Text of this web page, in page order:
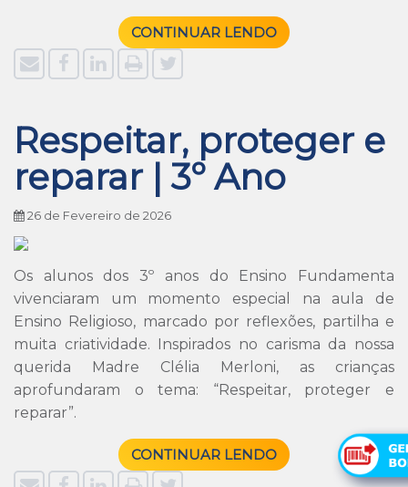
CONTINUAR LENDO
Respeitar, proteger e
reparar | 3º Ano
26 de Fevereiro de 2026
Os alunos dos 3º anos do Ensino Fundamenta
vivenciaram um momento especial na aula de
Ensino Religioso, marcado por reflexões, partilha e
muita criatividade. Inspirados no carisma da nossa
querida Madre Clélia Merloni, as crianças
aprofundaram o tema: “Respeitar, proteger e
reparar”.
CONTINUAR LENDO